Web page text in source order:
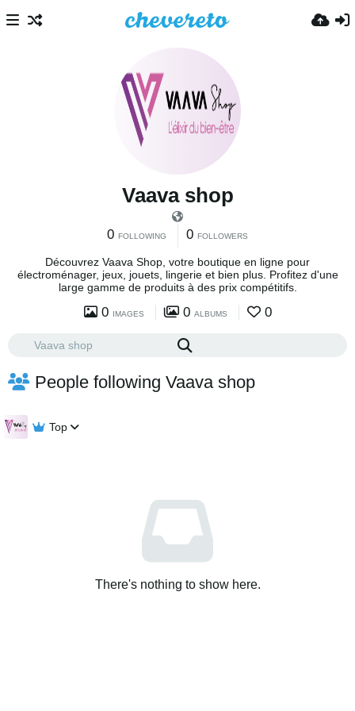
Vaava shop
0 FOLLOWING 0 FOLLOWERS
Découvrez Vaava Shop, votre boutique en ligne pour
électroménager, jeux, jouets, lingerie et bien plus. Profitez d'une
large gamme de produits à des prix compétitifs.
0 IMAGES 0 ALBUMS 0
People following Vaava shop
Top
There's nothing to show here.